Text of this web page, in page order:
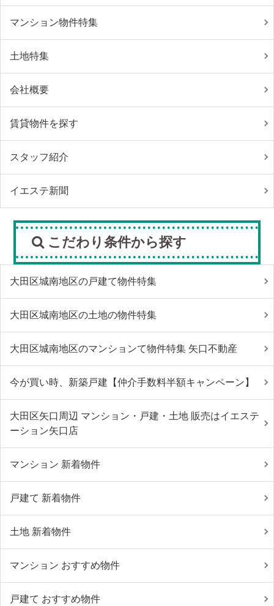
マンション物件特集
土地特集
会社概要
賃貸物件を探す
スタッフ紹介
イエステ新聞
こだわり条件から探す
大田区城南地区の戸建て物件特集
大田区城南地区の土地の物件特集
大田区城南地区のマンションて物件特集 矢口不動産
今が買い時、新築戸建【仲介手数料半額キャンペーン】
大田区矢口周辺 マンション・戸建・土地 販売はイエステ
ーション矢口店
マンション 新着物件
戸建て 新着物件
土地 新着物件
マンション おすすめ物件
戸建て おすすめ物件